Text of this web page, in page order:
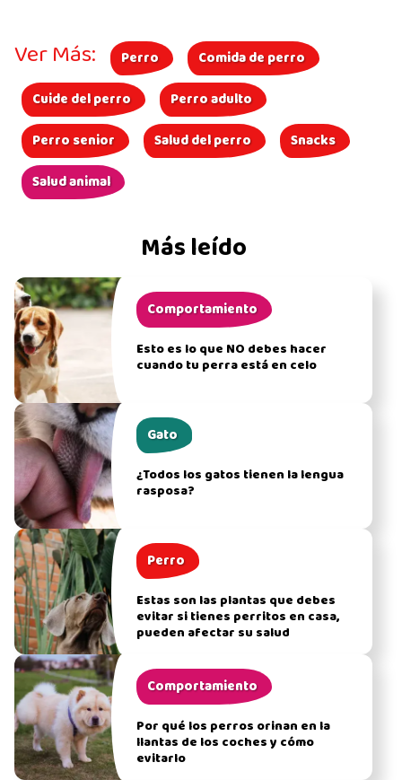
Más leído
Comportamiento
Esto es lo que NO debes hacer
cuando tu perra está en celo
Gato
¿Todos los gatos tienen la lengua
rasposa?
Perro
Estas son las plantas que debes
evitar si tienes perritos en casa,
pueden afectar su salud
Comportamiento
Por qué los perros orinan en la
llantas de los coches y cómo
evitarlo
Ver Más: Perro
Comida de perro
Cuide del perro
Perro adulto
Perro senior
Salud del perro
Snacks
Salud animal